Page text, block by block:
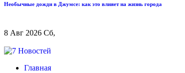
Необычные дожди в Джумсе: как это влияет на жизнь города
8 Авг 2026 Сб,
Главная